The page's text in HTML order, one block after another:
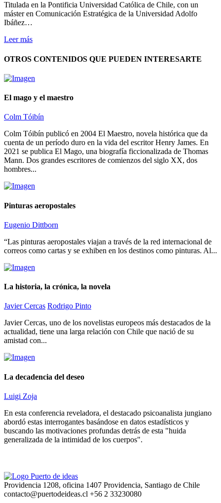
Titulada en la Pontificia Universidad Católica de Chile, con un
máster en Comunicación Estratégica de la Universidad Adolfo
Ibáñez…
Leer más
OTROS CONTENIDOS QUE PUEDEN INTERESARTE
El mago y el maestro
Colm Tóibín
Colm Tóibín publicó en 2004 El Maestro, novela histórica que da
cuenta de un período duro en la vida del escritor Henry James. En
2021 se publica El Mago, una biografía ficcionalizada de Thomas
Mann. Dos grandes escritores de comienzos del siglo XX, dos
hombres...
Pinturas aeropostales
Eugenio Dittborn
“Las pinturas aeropostales viajan a través de la red internacional de
correos como cartas y se exhiben en los destinos como pinturas. Al...
La historia, la crónica, la novela
Javier Cercas Rodrigo Pinto
Javier Cercas, uno de los novelistas europeos más destacados de la
actualidad, tiene una larga relación con Chile que nació de su
amistad con...
La decadencia del deseo
Luigi Zoja
En esta conferencia reveladora, el destacado psicoanalista jungiano
abordó estas interrogantes basándose en datos estadísticos y
buscando las motivaciones profundas detrás de esta "huida
generalizada de la intimidad de los cuerpos".
Providencia 1208, oficina 1407 Providencia, Santiago de Chile
contacto@puertodeideas.cl +56 2 33230080